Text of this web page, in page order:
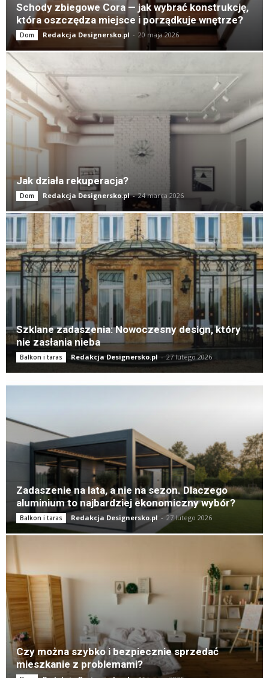
Schody zbiegowe Cora — jak wybrać konstrukcję,
która oszczędza miejsce i porządkuje wnętrze?
Dom Redakcja Designersko.pl - 20 maja 2026
Jak działa rekuperacja?
Dom Redakcja Designersko.pl - 24 marca 2026
Szklane zadaszenia: Nowoczesny design, który
nie zasłania nieba
Balkon i taras Redakcja Designersko.pl - 27 lutego 2026
Zadaszenie na lata, a nie na sezon. Dlaczego
aluminium to najbardziej ekonomiczny wybór?
Balkon i taras Redakcja Designersko.pl - 27 lutego 2026
Czy można szybko i bezpiecznie sprzedać
mieszkanie z problemami?